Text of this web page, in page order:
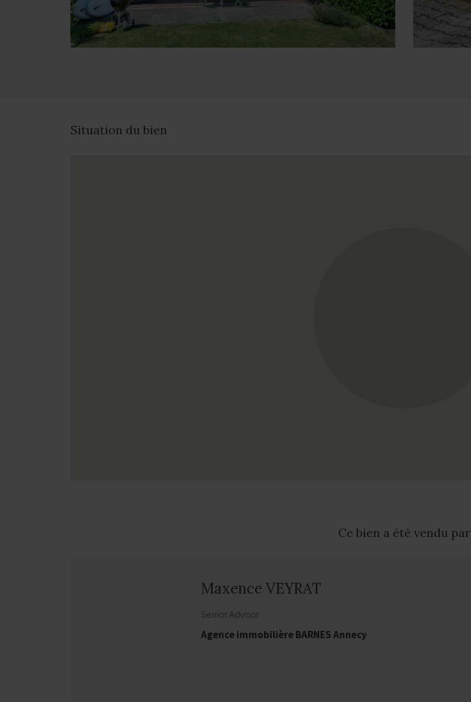
Situation du bien
Ce bien a été vendu par
Maxence VEYRAT
Senior Advisor
Agence immobilière BARNES Annecy